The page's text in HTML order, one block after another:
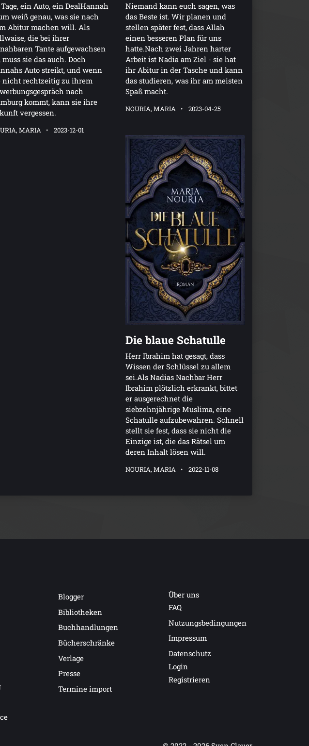
ein Auto, ein DealHannah
weiß genau, was sie nach
Abitur machen will. Als
die bei ihrer
Tante aufgewachsen
muss sie das auch. Doch
Auto streikt, und wenn
nicht rechtzeitig zu ihrem
nach
kommt, kann sie ihre
vergessen.
MARIA 2023-12-01
Niemand kann euch sagen, was
das Beste ist. Wir planen und
stellen später fest, dass Allah
einen besseren Plan für uns
hatte.Nach zwei Jahren harter
Arbeit ist Nadia am Ziel - sie hat
ihr Abitur in der Tasche und kann
das studieren, was ihr am meisten
Spaß macht.
NOURIA, MARIA 2023-04-25
Die blaue Schatulle
Herr Ibrahim hat gesagt, dass
Wissen der Schlüssel zu allem
sei.Als Nadias Nachbar Herr
Ibrahim plötzlich erkrankt, bittet
er ausgerechnet die
siebzehnjährige Muslima, eine
Schatulle aufzubewahren. Schnell
stellt sie fest, dass sie nicht die
Einzige ist, die das Rätsel um
deren Inhalt lösen will.
NOURIA, MARIA 2022-11-08
Blogger
Bibliotheken
Buchhandlungen
Bücherschränke
Verlage
Presse
Termine import
Über uns
FAQ
Nutzungsbedingungen
Impressum
Datenschutz
Login
Registrieren